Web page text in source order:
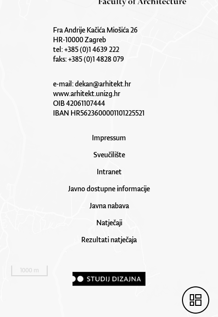
Fra Andrije Kačića Miošića 26
HR-10000 Zagreb
tel: +385 (0)1 4639 222
faks: +385 (0)1 4828 079
e-mail:dekan@arhitekt.hr
www.arhitekt.unizg.hr
OIB 42061107444
IBAN HR5623600001101225521
Impressum
Sveučilište
Intranet
Javno dostupne informacije
Javna nabava
Natječaji
Rezultati natječaja
1000 m